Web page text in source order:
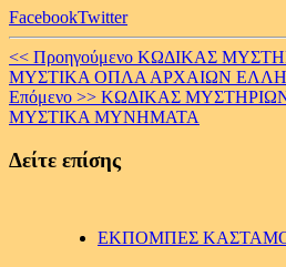
FacebookTwitter
Continue
Reading
<< Προηγούμενο ΚΩΔΙΚΑΣ
ΜΥΣΤΙΚΑ ΟΠΛΑ ΑΡΧΑΙΩΝ
Επόμενο >> ΚΩΔΙΚΑΣ ΜΥΣΤΗΡΙΩΝ
ΜΥΣΤΙΚΑ ΜΥΝΗΜΑΤΑ
Δείτε επίσης
ΕΚΠΟΜΠΕΣ